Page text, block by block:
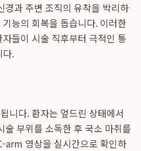
경과 주변 조직의 유착을 박리하
능의 회복을 돕습니다. 이러한
들이 시술 직후부터 극적인 통
다.
니다. 환자는 엎드린 상태에서
술 부위를 소독한 후 국소 마취를
arm 영상을 실시간으로 확인하